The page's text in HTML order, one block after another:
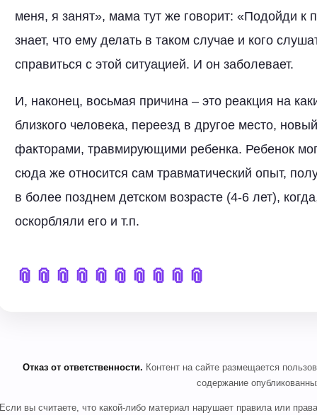
меня, я занят», мама тут же говорит: «Подойди к
знает, что ему делать в таком случае и кого
справиться с этой ситуацией. И он заболевает.
И, наконец, восьмая причина – это реакция на
близкого человека, переезд в другое место,
факторами, травмирующими ребенка. Ребенок
сюда же относится сам травматический опыт,
в более позднем детском возрасте (4-6 лет),
оскорбляли его и т.п.
📎 📎 📎 📎 📎 📎 📎 📎 📎 📎
Отказ от ответственности. Контент на сайте размещается
содержание
Если вы считаете, что какой-либо материал нарушает правила или